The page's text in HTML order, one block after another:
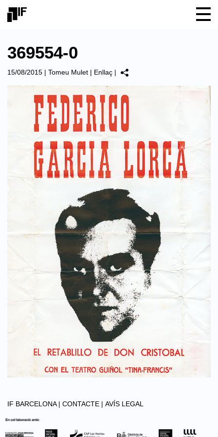
369554-0
15/08/2015 | Tomeu Mulet | Enllaç |
IF BARCELONA | CONTACTE | AVÍS LEGAL